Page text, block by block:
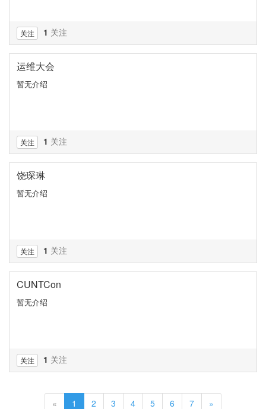
关注 1 关注
运维大会
暂无介绍
关注 1 关注
饶琛琳
暂无介绍
关注 1 关注
CUNTCon
暂无介绍
关注 1 关注
« 1 2 3 4 5 6 7 »